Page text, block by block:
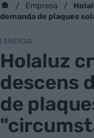
Empresa
demanda de plaques
ENERGIA
Holaluz
descens
de